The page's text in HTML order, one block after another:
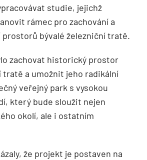
studie, jejichž
rámec pro zachování a
bývalé železniční tratě.
zachovat historický prostor
tratě a umožnit jeho radikální
veřejný park s vysokou
který bude sloužit nejen
okolí, ale i ostatním
že projekt je postaven na